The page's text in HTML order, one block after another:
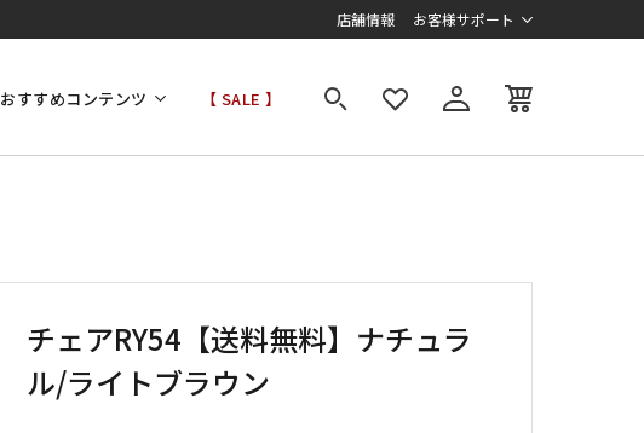
店舗情報 お客様サポート
おすすめコンテンツ 【 SALE 】
チェアRY54【送料無料】ナチュラ
ル/ライトブラウン